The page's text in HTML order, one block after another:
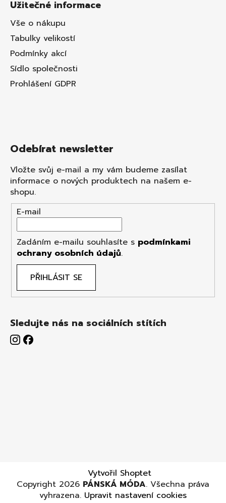
Užitečné informace
Vše o nákupu
Tabulky velikostí
Podmínky akcí
Sídlo společnosti
Prohlášení GDPR
Odebírat newsletter
Vložte svůj e-mail a my vám budeme zasílat
informace o nových produktech na našem e-
shopu.
E-mail
Zadáním e-mailu souhlasíte s podmínkami
ochrany osobních údajů.
PŘIHLÁSIT SE
Sledujte nás na sociálních stítích
Vytvořil Shoptet
Copyright 2026 PÁNSKÁ MÓDA. Všechna práva
vyhrazena. Upravit nastavení cookies